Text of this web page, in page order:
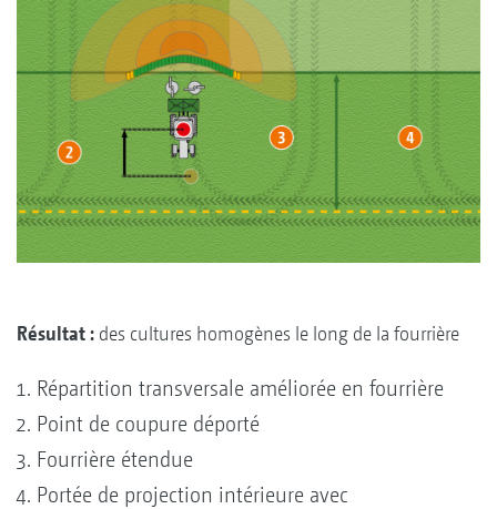
Résultat : des cultures homogènes le long de la fourrière
Répartition transversale améliorée en fourrière
Point de coupure déporté
Fourrière étendue
Portée de projection intérieure avec